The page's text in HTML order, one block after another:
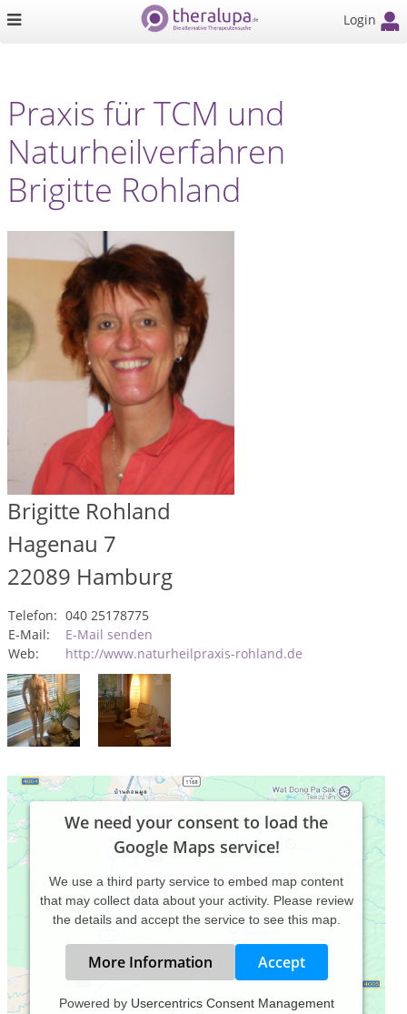
Login
Praxis für TCM und
Naturheilverfahren
Brigitte Rohland
Brigitte Rohland
Hagenau 7
22089 Hamburg
Telefon: 040 25178775
E-Mail:
E-Mail senden
Web:
http://www.naturheilpraxis-rohland.de
We need your consent to load the
Google Maps service!
We use a third party service to embed map content
that may collect data about your activity. Please review
the details and accept the service to see this map.
More Information Accept
Powered by Usercentrics Consent Management